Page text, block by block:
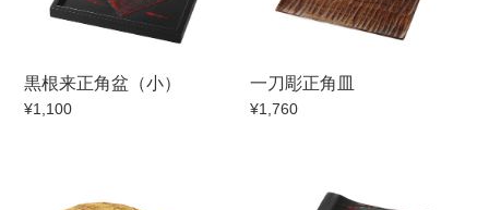
ロックカップ タンブラー
小抹茶碗 ゆったり碗
箸・カトラリー
黒根来正角盆（小）
¥1,100
一刀彫正角皿
¥1,760